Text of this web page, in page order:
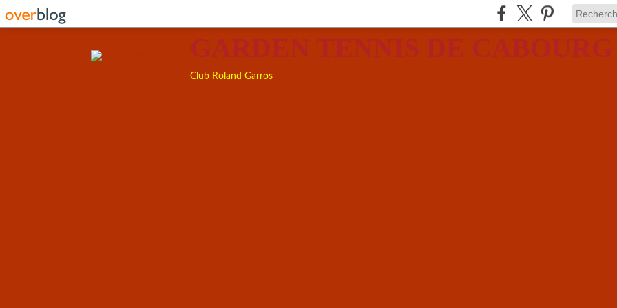
GARDEN TENNIS DE CABOURG
Club Roland Garros